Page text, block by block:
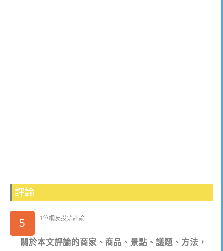
評論
5 1位網友投票評論
關於本文評論的商家、商品、景點、議題、方法，